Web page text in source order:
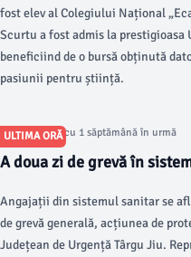
fost elev al Colegiului Național
Scurtu a fost admis la
beneficiind de o bursă obținută
pasiunii pentru știință.
ULTIMA ORĂ
Articol postat cu 1 săptămână în urmă
A doua zi de grevă în
Angajații din sistemul sanitar se
de grevă generală, acțiunea de
Județean de Urgență Târgu Jiu.